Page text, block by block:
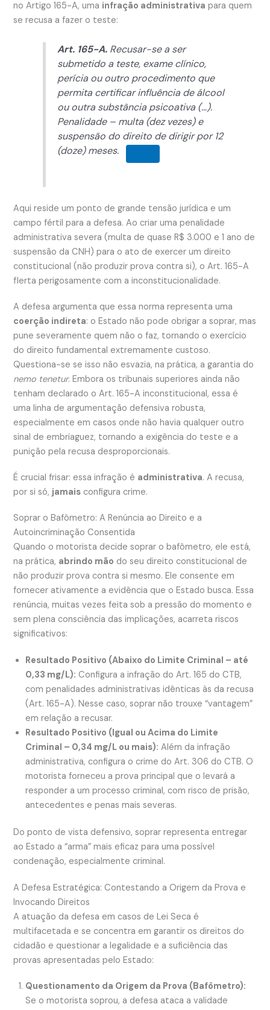
no Artigo 165-A, uma infração administrativa para quem
se recusa a fazer o teste:
Art. 165-A.Recusar-se a ser
submetido a teste, exame clínico,
perícia ou outro procedimento que
permita certificarinfluência de álcool
ou outra substância psicoativa (…).
Penalidade – multa (dez vezes) e
suspensão do direito de dirigir por 12
(doze) meses.
Aqui reside um ponto de grande tensão jurídica e um
campo fértil para a defesa. Ao criar uma penalidade
administrativa severa (multa de quase R$ 3.000 e 1 ano de
suspensão da CNH) para o ato de exercer um direito
constitucional (não produzir prova contra si), o Art. 165-A
flerta perigosamente com a inconstitucionalidade.
A defesa argumenta que essa norma representa uma
coerção indireta: o Estado não pode obrigar a soprar, mas
pune severamente quem não o faz, tornando o exercício
do direito fundamental extremamente custoso.
Questiona-se se isso não esvazia, na prática, a garantia do
nemo tenetur. Embora os tribunais superiores ainda não
tenham declarado o Art. 165-A inconstitucional, essa é
uma linha de argumentação defensiva robusta,
especialmente em casos onde não havia qualquer outro
sinal de embriaguez, tornando a exigência do teste e a
punição pela recusa desproporcionais.
É crucial frisar: essa infração é administrativa. A recusa,
por si só, jamais configura crime.
Soprar o Bafômetro: A Renúncia ao Direito e a
Autoincriminação Consentida
Quando o motorista decide soprar o bafômetro, ele está,
na prática, abrindo mão do seu direito constitucional de
não produzir prova contra si mesmo. Ele consente em
fornecer ativamente a evidência que o Estado busca. Essa
renúncia, muitas vezes feita sob a pressão do momento e
sem plena consciência das implicações, acarreta riscos
significativos:
Resultado Positivo (Abaixo do Limite Criminal – até
0,33 mg/L): Configura a infração do Art. 165 do CTB,
com penalidades administrativas idênticas às da recusa
(Art. 165-A). Nesse caso, soprar não trouxe “vantagem”
em relação a recusar.
Resultado Positivo (Igual ou Acima do Limite
Criminal – 0,34 mg/L ou mais): Além da infração
administrativa, configura o crime do Art. 306 do CTB. O
motorista forneceu a prova principal que o levará a
responder a um processo criminal, com risco de prisão,
antecedentes e penas mais severas.
Do ponto de vista defensivo, soprar representa entregar
ao Estado a “arma” mais eficaz para uma possível
condenação, especialmente criminal.
A Defesa Estratégica: Contestando a Origem da Prova e
Invocando Direitos
A atuação da defesa em casos de Lei Seca é
multifacetada e se concentra em garantir os direitos do
cidadão e questionar a legalidade e a suficiência das
provas apresentadas pelo Estado:
Questionamento da Origem da Prova (Bafômetro):
Se o motorista soprou, a defesa ataca a validade